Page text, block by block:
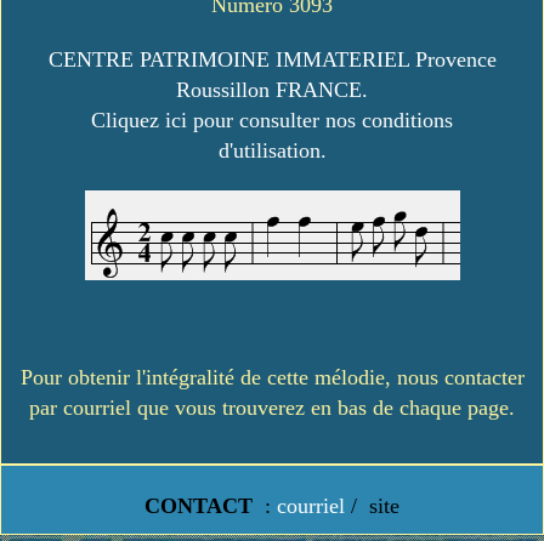
Numéro 3093
CENTRE PATRIMOINE IMMATERIEL Provence
Roussillon FRANCE.
Cliquez ici pour consulter nos conditions
d'utilisation.
Pour obtenir l'intégralité de cette mélodie, nous contacter
par courriel que vous trouverez en bas de chaque page.
CONTACT : courriel / site